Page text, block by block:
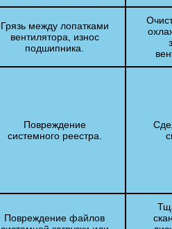
Грязь между лопатками
вентилятора, износ
подшипника.
Повреждение
системного реестра.
Повреждение файлов